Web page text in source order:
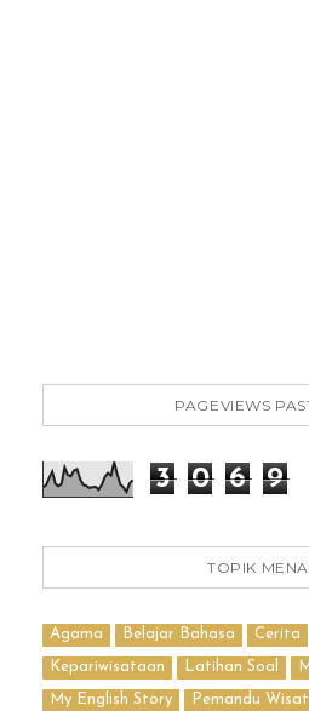
PAGEVIEWS
3 0 6 9
TOPIK
Agama Belajar Bahasa Cerita
Kepariwisataan Latihan Soal
My English Story Pemandu